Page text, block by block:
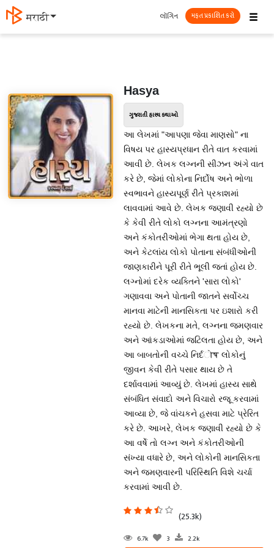
मराठी ☰
લૉગિન મફત પ્રકાશિત કરો
Hasya
ગુજરાતી હાસ્ય કથાઓ
આ લેખમાં "આપણા જેવા માણસો" ના
વિષય પર હાસ્યપ્રધાન રીતે વાત કરવામાં
આવી છે. લેખક લગ્નની સીઝન અંગે વાત
કરે છે, જેમાં લોકોના નિર્દોષ અને ભોળા
સ્વભાવને હાસ્યપૂર્ણ રીતે પ્રકાશમાં
લાવવામાં આવે છે. લેખક જણાવી રહ્યો છે
કે કેવી રીતે લોકો લગ્નના આમંત્રણો
અને કંકોતરીઓમાં ભેગા થતા હોય છે,
અને કેટલાંય લોકો પોતાના સંબંધીઓની
જાણકારીને પૂરી રીતે ભૂલી જતાં હોય છે.
લગ્નોમાં દરેક વ્યક્તિને 'સારા લોકો'
ગણાવવા અને પોતાની જાતને સર્વોચ્ચ
માનવા માટેની માનસિકતા પર ઇશારો કરી
રહ્યો છે. લેખકના મતે, લગ્નના જમણવાર
અને આંકડાઓમાં જટિલતા હોય છે, અને
આ બાબતોની વચ્ચે નિર્દोष લોકોનું
જીવન કેવી રીતે પસાર થાય છે તે
દર્શાવવામાં આવ્યું છે. લેખમાં હાસ્ય સાથે
સંબંધિત સંવાદો અને વિચારો રજૂ કરવામાં
આવ્યા છે, જે વાંચકને હસવા માટે પ્રેરિત
કરે છે. આખરે, લેખક જણાવી રહ્યો છે કે
આ વર્ષે તો લગ્ન અને કંકોતરીઓની
સંખ્યા વધારે છે, અને લોકોની માનસિકતા
અને જમણવારની પરિસ્થિતિ વિશે ચર્ચા
કરવામાં આવી છે.
(25.3k)
6.7k 3 2.2k